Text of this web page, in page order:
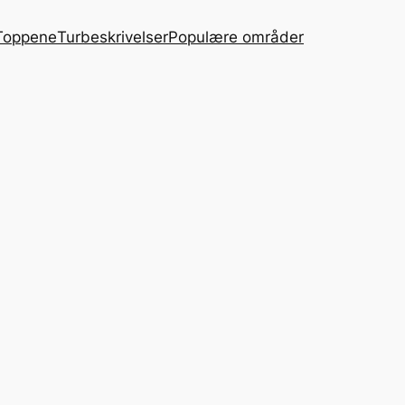
TurbeskrivelserPopulære områder